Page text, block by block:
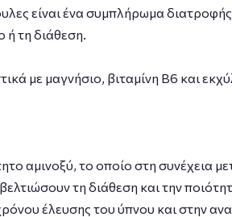
είναι ένα συμπλήρωμα διατροφής
τη διάθεση.
με μαγνήσιο, βιταμίνη Β6 και
αμινοξύ, το οποίο στη συνέχεια
τη διάθεση και την
έλευσης του ύπνου και στην